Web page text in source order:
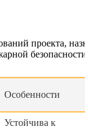
проекта,
Особенности
Устойчива к